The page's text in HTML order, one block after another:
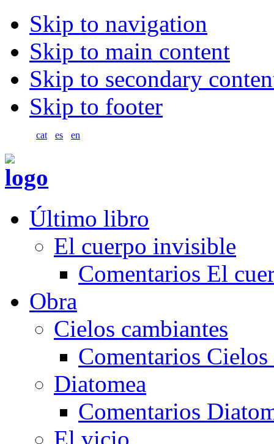
Skip to navigation
Skip to main content
Skip to secondary
Skip to footer
cat es en
Último libro
El cuerpo invisible
Comentarios El
Obra
Cielos cambiantes
Comentarios Cielos
Diatomea
Comentarios
El vicio